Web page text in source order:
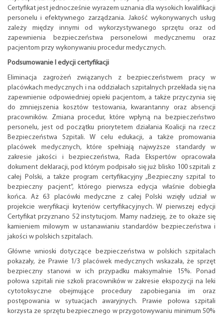
Certyfikat jest jednocześnie wyrazem uznania dla wysokich kwalifikacji
personelu i efektywnego zarządzania. Jakość wykonywanych usług
zależy między innymi od wykorzystywanego sprzętu oraz od
zapewnienia bezpieczeństwa personelowi medycznemu oraz
pacjentom przy wykonywaniu procedur medycznych.
Podsumowanie I edycji certyfikacji
Eliminacja zagrożeń związanych z bezpieczeństwem pracy w
placówkach medycznych i na oddziałach szpitalnych przekłada się na
zapewnienie odpowiedniej opieki pacjentom, a także przyczynia się
do zmniejszenia kosztów testowania, kwarantanny oraz absencji
pracowników. Zmiana procedur, które wpłyną na bezpieczeństwo
personelu, jest od początku priorytetem działania Koalicji na rzecz
Bezpieczeństwa Szpitali. W celu edukacji, a także promowania
placówek medycznych, które spełniają najwyższe standardy w
zakresie jakości i bezpieczeństwa, Rada Ekspertów opracowała
dokument deklaracji, pod którym podpisało się już blisko 100 szpitali z
całej Polski, a także program certyfikacyjny „Bezpieczny szpital to
bezpieczny pacjent”, którego pierwsza edycja właśnie dobiegła
końca. Aż 63 placówki medyczne z całej Polski wzięły udział w
projekcie weryfikacji kryteriów certyfikacyjnych. W pierwszej edycji
Certyfikat przyznano 52 instytucjom. Mamy nadzieję, że to okaże się
kamieniem milowym w ustanawianiu standardów bezpieczeństwa i
jakości w polskich szpitalach.
Główne wnioski dotyczące bezpieczeństwa w polskich szpitalach
pokazały, że Prawie 1/3 placówek medycznych wskazała, że sprzęt
bezpieczny stanowi w ich przypadku maksymalnie 15%. Ponad
połowa szpitali nie szkoli pracowników w zakresie ekspozycji na leki
cytotoksyczne obejmujące procedury zapobiegania im oraz
postępowania w sytuacjach awaryjnych. Prawie połowa szpitali
korzysta ze sprzętu bezpiecznego w przygotowywaniu minimum 50%